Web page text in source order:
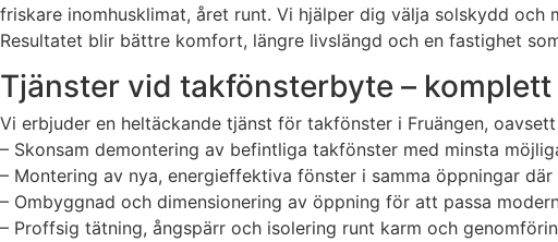
friskare inomhusklimat, året runt. Vi hjälper dig välja solskydd
Resultatet blir bättre komfort, längre livslängd och en fastighet
Tjänster vid takfönsterbyte –
Vi erbjuder en heltäckande tjänst för takfönster i Fruängen,
– Skonsam demontering av befintliga takfönster med minsta
– Montering av nya, energieffektiva fönster i samma öppningar
– Ombyggnad och dimensionering av öppning för att passa
– Proffsig tätning, ångspärr och isolering runt karm och